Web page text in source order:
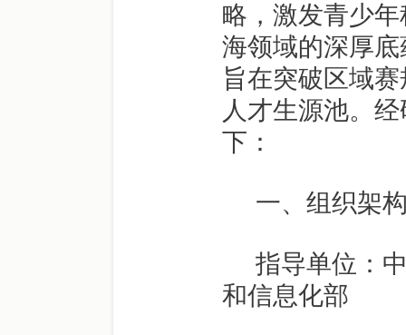
略，激发青少
海领域的深厚
旨在突破区域
人才生源池。
下：
一、组织架
指导单位：
和信息化部